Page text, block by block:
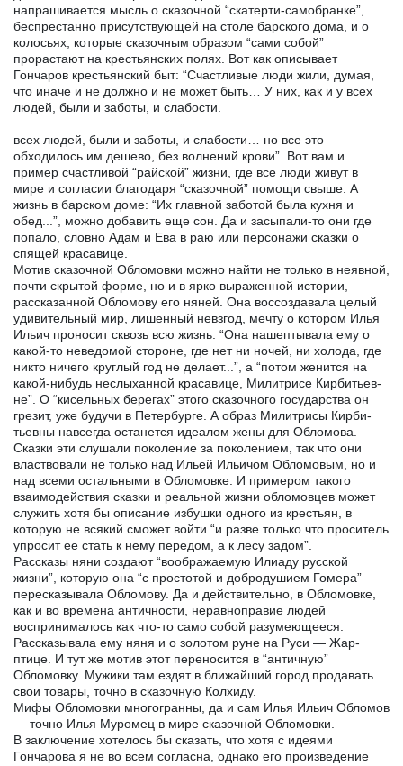
напрашивается мысль о сказочной “скатерти-самобранке”,
беспрестанно присутствующей на столе барского дома, и о
колосьях, которые сказочным образом “сами собой”
прорастают на крестьянских полях. Вот как описывает
Гончаров крестьянский быт: “Счастливые люди жили, думая,
что иначе и не должно и не может быть… У них, как и у всех
людей, были и заботы, и слабости.
всех людей, были и заботы, и слабости… но все это
обходилось им дешево, без волнений крови”. Вот вам и
пример счастливой “райской” жизни, где все люди живут в
мире и согласии благодаря “сказочной” помощи свыше. А
жизнь в барском доме: “Их главной заботой была кухня и
обед...”, можно добавить еще сон. Да и засыпали-то они где
попало, словно Адам и Ева в раю или персонажи сказки о
спящей красавице.
Мотив сказочной Обломовки можно найти не только в неявной,
почти скрытой форме, но и в ярко выраженной истории,
рассказанной Обломову его няней. Она воссоздавала целый
удивительный мир, лишенный невзгод, мечту о котором Илья
Ильич проносит сквозь всю жизнь. “Она нашептывала ему о
какой-то неведомой стороне, где нет ни ночей, ни холода, где
никто ничего круглый год не делает...”, а “потом женится на
какой-нибудь неслыханной красавице, Милитрисе Кирбитьев-
не”. О “кисельных берегах” этого сказочного государства он
грезит, уже будучи в Петербурге. А образ Милитрисы Кирби-
тьевны навсегда останется идеалом жены для Обломова.
Сказки эти слушали поколение за поколением, так что они
властвовали не только над Ильей Ильичом Обломовым, но и
над всеми остальными в Обломовке. И примером такого
взаимодействия сказки и реальной жизни обломовцев может
служить хотя бы описание избушки одного из крестьян, в
которую не всякий сможет войти “и разве только что проситель
упросит ее стать к нему передом, а к лесу задом”.
Рассказы няни создают “воображаемую Илиаду русской
жизни”, которую она “с простотой и добродушием Гомера”
пересказывала Обломову. Да и действительно, в Обломовке,
как и во времена античности, неравноправие людей
воспринималось как что-то само собой разумеющееся.
Рассказывала ему няня и о золотом руне на Руси — Жар-
птице. И тут же мотив этот переносится в “античную”
Обломовку. Мужики там ездят в ближайший город продавать
свои товары, точно в сказочную Колхиду.
Мифы Обломовки многогранны, да и сам Илья Ильич Обломов
— точно Илья Муромец в мире сказочной Обломовки.
В заключение хотелось бы сказать, что хотя с идеями
Гончарова я не во всем согласна, однако его произведение